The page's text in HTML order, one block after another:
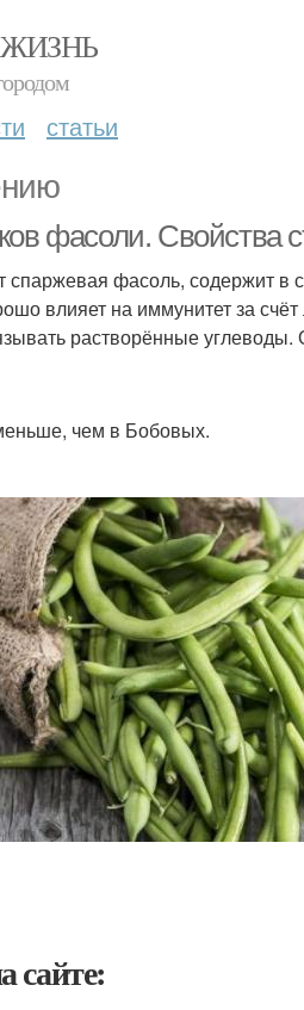
статьи
фасоли. Свойства
фасоль, содержит в
влияет на иммунитет за
растворённые углеводы.
чем в Бобовых.
сайте: